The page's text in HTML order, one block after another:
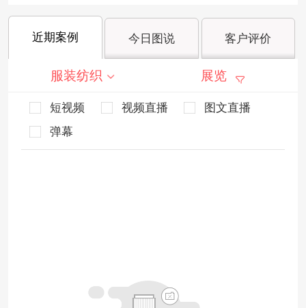
近期案例 今日图说 客户评价
服装纺织 展览
短视频 视频直播
图文直播
弹幕